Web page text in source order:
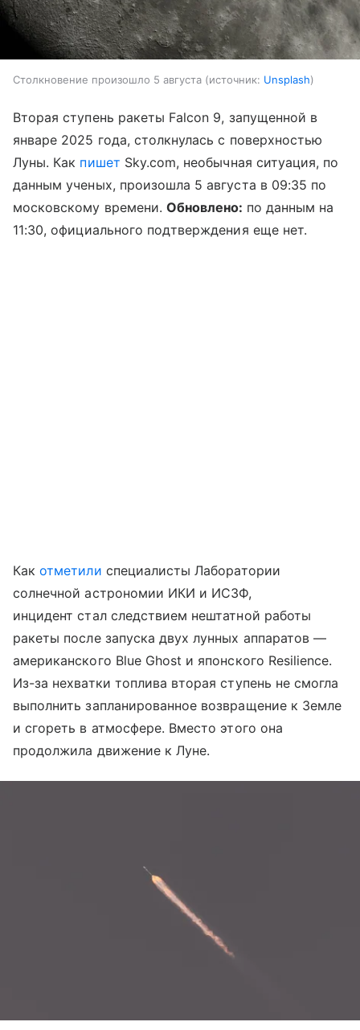
Столкновение произошло 5 августа источник: Unsplash
Вторая ступень ракеты Falcon 9, запущенной в
январе 2025 года, столкнулась с поверхностью
Луны. Как пишет Sky.com, необычная ситуация, по
данным ученых, произошла 5 августа в 09:35 по
московскому времени.Обновлено: по данным на
11:30, официального подтверждения еще нет.
Какотметили специалисты Лаборатории
солнечной астрономии ИКИ и ИСЗФ,
инцидент стал следствием нештатной работы
ракеты после запуска двух лунных аппаратов —
американского Blue Ghost и японского Resilience.
Из-за нехватки топлива вторая ступень не смогла
выполнить запланированное возвращение к Земле
и сгореть в атмосфере. Вместо этого она
продолжила движение к Луне.